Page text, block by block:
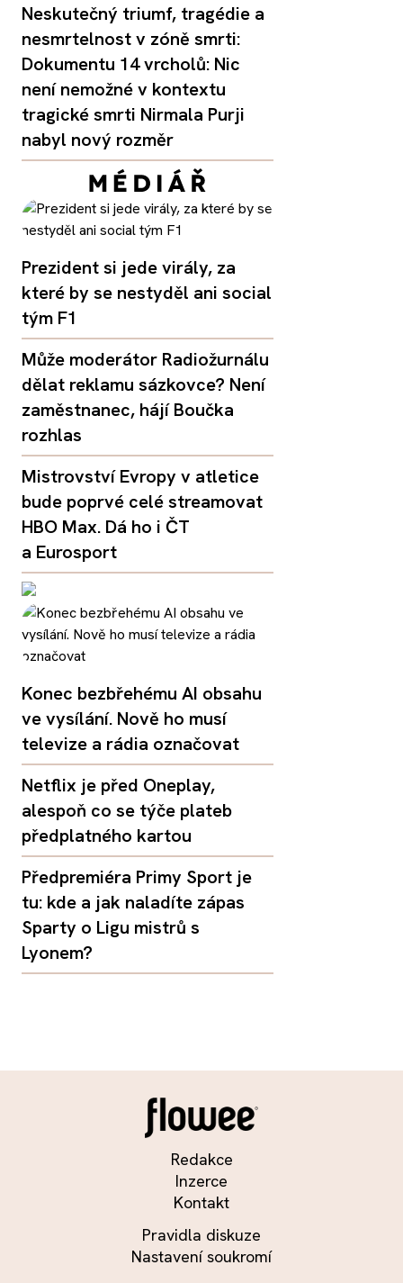
Neskutečný triumf, tragédie a
nesmrtelnost v zóně smrti:
Dokumentu 14 vrcholů: Nic
není nemožné v kontextu
tragické smrti Nirmala Purji
nabyl nový rozměr
Prezident si jede virály, za
které by se nestyděl ani social
tým F1
Může moderátor Radiožurnálu
dělat reklamu sázkovce? Není
zaměstnanec, hájí Boučka
rozhlas
Mistrovství Evropy v atletice
bude poprvé celé streamovat
HBO Max. Dá ho i ČT
a Eurosport
Konec bezbřehému AI obsahu
ve vysílání. Nově ho musí
televize a rádia označovat
Netflix je před Oneplay,
alespoň co se týče plateb
předplatného kartou
Předpremiéra Primy Sport je
tu: kde a jak naladíte zápas
Sparty o Ligu mistrů s
Lyonem?
Redakce
Inzerce
Kontakt
Pravidla diskuze
Nastavení soukromí